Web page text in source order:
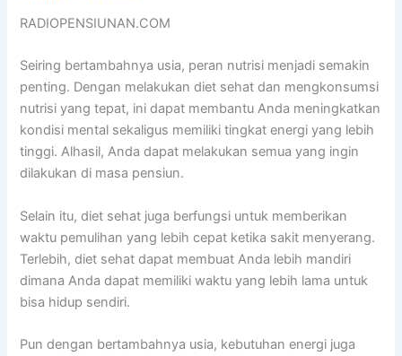
RADIOPENSIUNAN.COM
Seiring bertambahnya usia, peran nutrisi menjadi semakin
penting. Dengan melakukan diet sehat dan mengkonsumsi
nutrisi yang tepat, ini dapat membantu Anda meningkatkan
kondisi mental sekaligus memiliki tingkat energi yang lebih
tinggi. Alhasil, Anda dapat melakukan semua yang ingin
dilakukan di masa pensiun.
Selain itu, diet sehat juga berfungsi untuk memberikan
waktu pemulihan yang lebih cepat ketika sakit menyerang.
Terlebih, diet sehat dapat membuat Anda lebih mandiri
dimana Anda dapat memiliki waktu yang lebih lama untuk
bisa hidup sendiri.
Pun dengan bertambahnya usia, kebutuhan energi juga